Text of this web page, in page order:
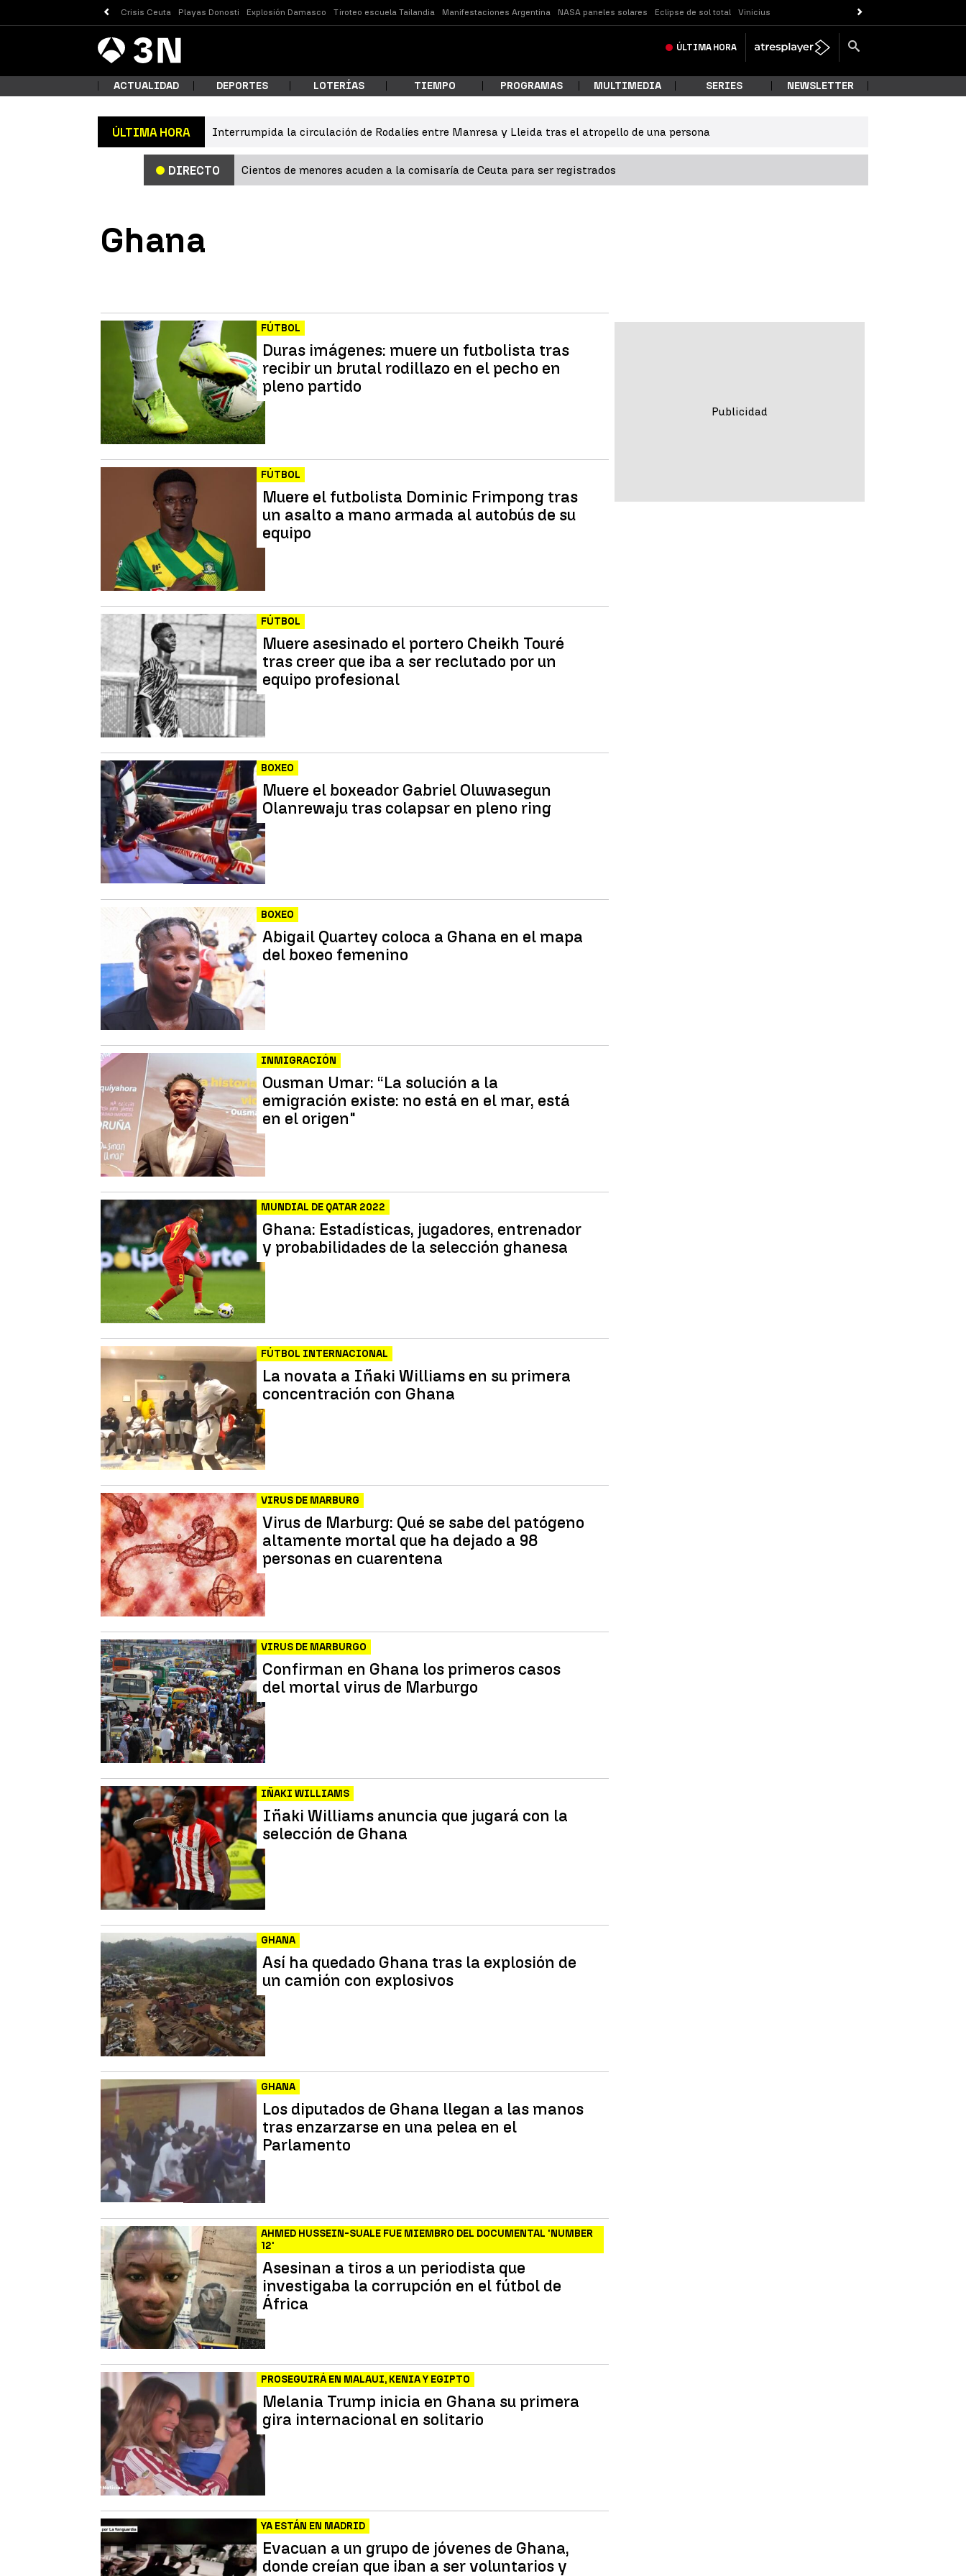
Crisis Ceuta Playas Donosti Explosión Damasco Tiroteo escuela Tailandia Manifestaciones Argentina NASA paneles solares Eclipse de sol total Vinicius
Antena
3 Noticias ÚLTIMA HORA
¿Qué estás buscando?
ACTUALIDAD DEPORTES LOTERÍAS TIEMPO PROGRAMAS MULTIMEDIA SERIES NEWSLETTER
ÚLTIMA HORA Interrumpida la circulación de Rodalíes entre Manresa y Lleida tras el atropello de una persona
DIRECTO Cientos de menores acuden a la comisaría de Ceuta para ser registrados
Ghana
FÚTBOL
Duras imágenes: muere un futbolista tras
recibir un brutal rodillazo en el pecho en
pleno partido
FÚTBOL
Muere el futbolista Dominic Frimpong tras
un asalto a mano armada al autobús de su
equipo
FÚTBOL
Muere asesinado el portero Cheikh Touré
tras creer que iba a ser reclutado por un
equipo profesional
BOXEO
Muere el boxeador Gabriel Oluwasegun
Olanrewaju tras colapsar en pleno ring
BOXEO
Abigail Quartey coloca a Ghana en el mapa
del boxeo femenino
INMIGRACIÓN
Ousman Umar: “La solución a la
emigración existe: no está en el mar, está
en el origen"
MUNDIAL DE QATAR 2022
Ghana: Estadísticas, jugadores, entrenador
y probabilidades de la selección ghanesa
FÚTBOL INTERNACIONAL
La novata a Iñaki Williams en su primera
concentración con Ghana
VIRUS DE MARBURG
Virus de Marburg: Qué se sabe del patógeno
altamente mortal que ha dejado a 98
personas en cuarentena
VIRUS DE MARBURGO
Confirman en Ghana los primeros casos
del mortal virus de Marburgo
IÑAKI WILLIAMS
Iñaki Williams anuncia que jugará con la
selección de Ghana
GHANA
Así ha quedado Ghana tras la explosión de
un camión con explosivos
GHANA
Los diputados de Ghana llegan a las manos
tras enzarzarse en una pelea en el
Parlamento
AHMED HUSSEIN-SUALE FUE MIEMBRO DEL DOCUMENTAL 'NUMBER
12'
Asesinan a tiros a un periodista que
investigaba la corrupción en el fútbol de
África
PROSEGUIRÁ EN MALAUI, KENIA Y EGIPTO
Melania Trump inicia en Ghana su primera
gira internacional en solitario
YA ESTÁN EN MADRID
Evacuan a un grupo de jóvenes de Ghana,
donde creían que iban a ser voluntarios y